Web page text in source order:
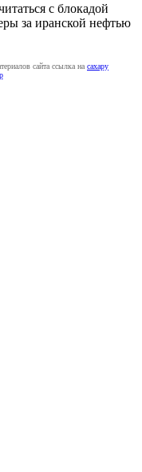
с блокадой
за иранской нефтью
сайта ссылка на caxapу